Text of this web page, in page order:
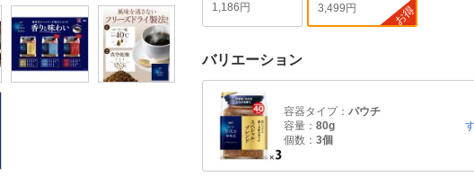
1,186円
3,499円
お得
バリエーション
容器タイプ： パウチ
容量： 80g
個数： 3個